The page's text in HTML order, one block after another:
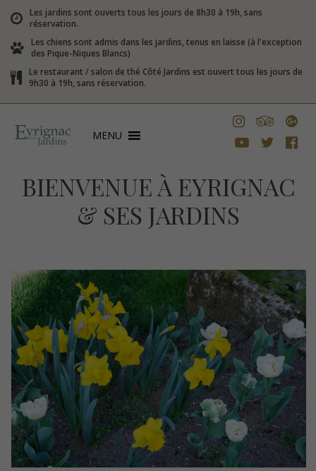
Les jardins sont ouverts tous les jours de 8h30 à 19h, sans
réservation.
Les chiens sont admis dans les jardins, tenus en laisse (à l'exception
des Pique-Niques Blancs)
Le restaurant / salon de thé Côté Jardins est ouvert tous les jours de
9h30 à 19h, sans réservation.
MENU
BIENVENUE À EYRIGNAC
& SES JARDINS